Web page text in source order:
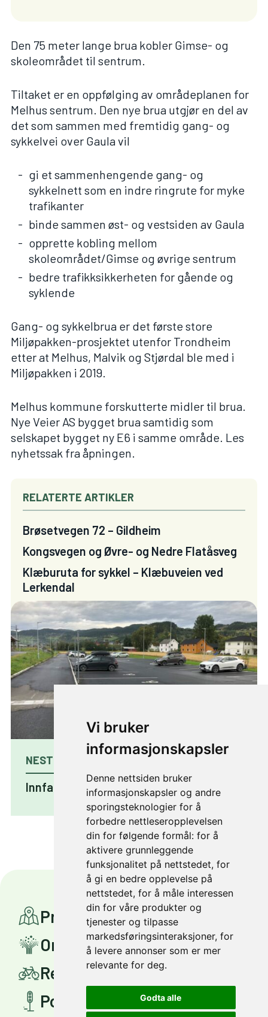
Vi bruker
informasjonskapsler
Denne nettsiden bruker
informasjonskapsler og andre
sporingsteknologier for å
forbedre nettleseropplevelsen
din for følgende formål: for å
aktivere grunnleggende
funksjonalitet på nettstedet, for
å gi en bedre opplevelse på
nettstedet, for å måle interessen
din for våre produkter og
tjenester og tilpasse
markedsføringsinteraksjoner, for
å levere annonser som er mer
relevante for deg.
Godta alle
Den 75 meter lange brua kobler Gimse- og
skoleområdet til sentrum.
Tiltaket er en oppfølging av områdeplanen for
Melhus sentrum. Den nye brua utgjør en del av
det som sammen med fremtidig gang- og
sykkelvei over Gaula vil
gi et sammenhengende gang- og
sykkelnett som en indre ringrute for myke
trafikanter
binde sammen øst- og vestsiden av Gaula
opprette kobling mellom
skoleområdet/Gimse og øvrige sentrum
bedre trafikksikkerheten for gående og
syklende
Gang- og sykkelbrua er det første store
Miljøpakken-prosjektet utenfor Trondheim
etter at Melhus, Malvik og Stjørdal ble med i
Miljøpakken i 2019.
Melhus kommune forskutterte midler til brua.
Nye Veier AS bygget brua samtidig som
selskapet bygget ny E6 i samme område. Les
nyhetssak fra åpningen.
RELATERTE ARTIKLER
Brøsetvegen 72 – Gildheim
Kongsvegen og Øvre- og Nedre Flatåsveg
Klæburuta for sykkel – Klæbuveien ved
Lerkendal
NESTE PROSJEKT
Innfartsparkering på Ler
Prosjekter
Om Miljøpakken
Reis smartere
Politisk styring